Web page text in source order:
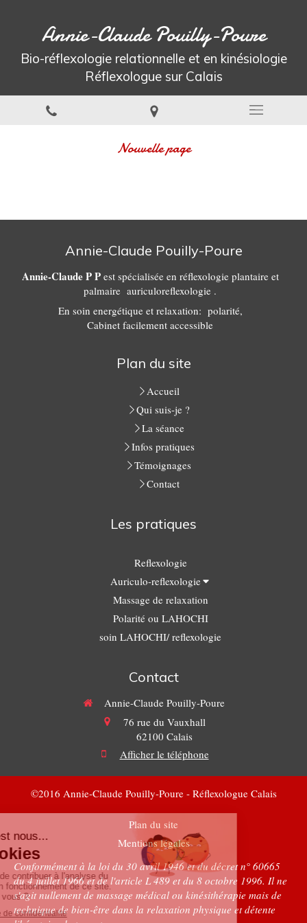
Annie-Claude Pouilly-Poure
Bio-réflexologie relationnelle et en kinésiologie
Réflexologue sur Calais
Nouvelle page
Annie-Claude Pouilly-Poure
Annie-Claude P Pest spécialisée en réflexologie plantaire et
palmaire auriculoreflexologie .
En soin energétique et relaxation: polarité,
Cabinet facilement accessible
Plan du site
Accueil
Qui suis-je ?
La séance
Infos pratiques
Témoignages
Contact
Les pratiques
Reflexologie
Auriculo-reflexologie
Massage de relaxation
Polarité ou LAHOCHI
soin LAHOCHI/ reflexologie
Contact
Annie-Claude Pouilly-Poure
76 rue du Vauxhall
62100 Calais
Afficher le téléphone
©2016 Annie-Claude Pouilly-Poure - Réflexologue Calais
Plan du site
Mentions légales
Conformément à la loi du 30 avril 1946 et du décret n° 60665
du 4 juillet 1966 et de l'article L 489 et du 8 octobre 1996. Il ne
s'agit nullement de massage médical ou kinésithérapie mais de
technique de bien-être dans la relaxation physique et détente